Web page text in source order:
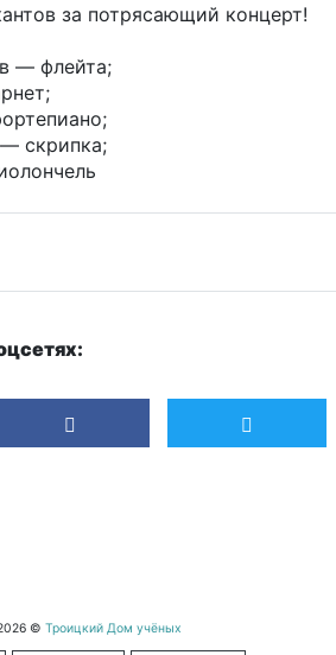
за потрясающий концерт!
— флейта;
скрипка;
© Троицкий Дом учёных